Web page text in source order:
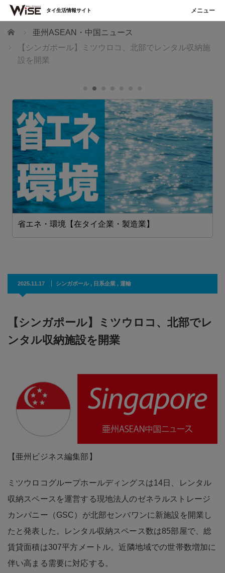
ホーム
亜州ASEAN・中国ニュース
【シンガポール】ミツウロコ、北部でレンタル収納施
設を開業
省エネ・環境【在タイ企業・製造業】
2025.11.17 シンガポール, 日系企業 , 運輸
【シンガポール】ミツウロコ、北部でレ
ンタル収納施設を開業
【亜州ビジネス編集部】
ミツウロコグループホールディングスは14日、レンタル
収納スペースを運営する現地法人のゼネラルストレージ
カンパニー（GSC）が北部センバワンに新施設を開業し
たと発表した。レンタル収納スペース数は85部屋で、総
賃貸面積は307平方メートル。近隣地域での世帯数増加に
伴い高まる需要に対応する。
タイ生活情報サイト